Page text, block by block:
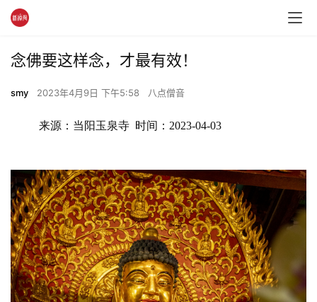
念佛要这样念，才最有效！
smy 2023年4月9日 下午5:58 八点僧音
来源：当阳玉泉寺  时间：2023-04-03